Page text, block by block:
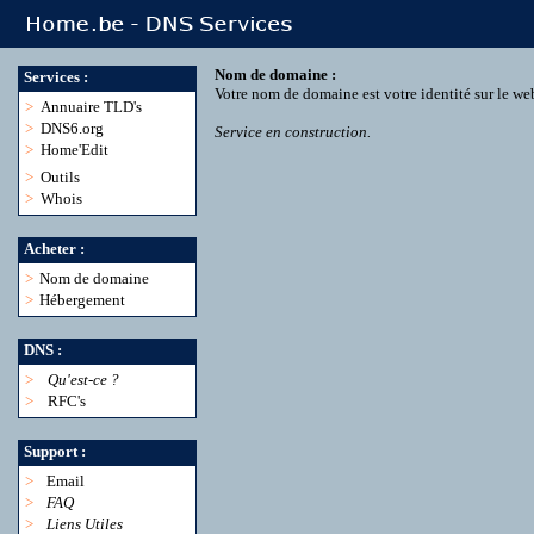
Services :
> Annuaire TLD's
> DNS6.org
> Home'Edit
> Outils
> Whois
Acheter :
> Nom de domaine
> Hébergement
DNS :
>
Qu'est-ce ?
>
RFC's
Support :
>
Email
>
FAQ
>
Liens Utiles
Nom de domaine :
Votre nom de domaine est votre identité sur le
Service en construction.